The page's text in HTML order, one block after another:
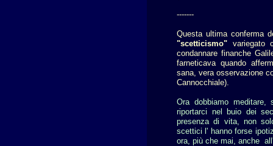
-------
Questa ultima conferma
"scetticismo" variegato
condannare finanche
farneticava quando
sana, vera osservazione
Cannocchiale).
Ora dobbiamo meditare,
riportarci nel buio dei
presenza di vita, non
scettici l' hanno forse
ora, più che mai, anche